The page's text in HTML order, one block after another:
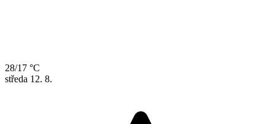
28/17 °C
středa 12. 8.